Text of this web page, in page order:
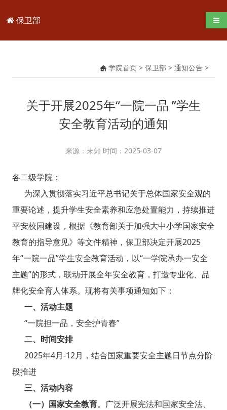
保卫部 导
学院首页 > 保卫部 > 通知公告 >
关于开展2025年“一院一品 ”学生
安全教育活动的通知
来源：未知 时间：2025-03-07
各二级学院：
为深入贯彻落实习近平总书记关于总体国家安全观的
重要论述，提升学生安全素养和应急处置能力，持续推进
平安校园建设，根据《教育部关于加强大中小学国家安全
教育的指导意见》等文件精神，保卫部决定开展2025
年“一院一品”学生安全教育活动，以“一学院承办一安全
主题”的形式，联动开展全年安全教育，打造专业化、品
牌化安全育人体系。现将有关事项通知如下：
一、活动主题
“一院担一品，安全护青春”​
二、时间安排
2025年4月-12月，结合国家重要安全主题日节点分阶
段推进
三、活动内容
（一）国家安全教育。广泛开展宪法和国家安全法、